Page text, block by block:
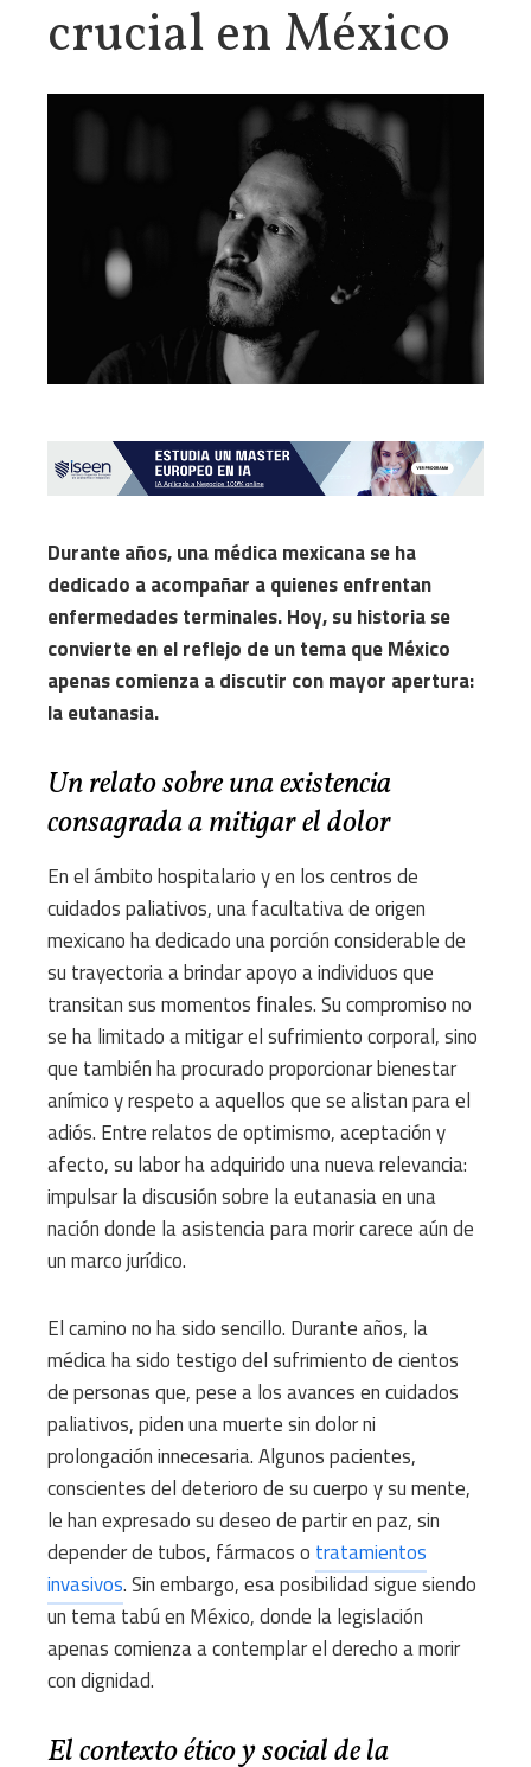
crucial en México
Durante años, una médica mexicana se ha
dedicado a acompañar a quienes enfrentan
enfermedades terminales. Hoy, su historia se
convierte en el reflejo de un tema que México
apenas comienza a discutir con mayor apertura:
la eutanasia.
Un relato sobre una existencia
consagrada a mitigar el dolor
En el ámbito hospitalario y en los centros de
cuidados paliativos, una facultativa de origen
mexicano ha dedicado una porción considerable de
su trayectoria a brindar apoyo a individuos que
transitan sus momentos finales. Su compromiso no
se ha limitado a mitigar el sufrimiento corporal, sino
que también ha procurado proporcionar bienestar
anímico y respeto a aquellos que se alistan para el
adiós. Entre relatos de optimismo, aceptación y
afecto, su labor ha adquirido una nueva relevancia:
impulsar la discusión sobre la eutanasia en una
nación donde la asistencia para morir carece aún de
un marco jurídico.
El camino no ha sido sencillo. Durante años, la
médica ha sido testigo del sufrimiento de cientos
de personas que, pese a los avances en cuidados
paliativos, piden una muerte sin dolor ni
prolongación innecesaria. Algunos pacientes,
conscientes del deterioro de su cuerpo y su mente,
le han expresado su deseo de partir en paz, sin
depender de tubos, fármacos o tratamientos
invasivos. Sin embargo, esa posibilidad sigue siendo
un tema tabú en México, donde la legislación
apenas comienza a contemplar el derecho a morir
con dignidad.
El contexto ético y social de la